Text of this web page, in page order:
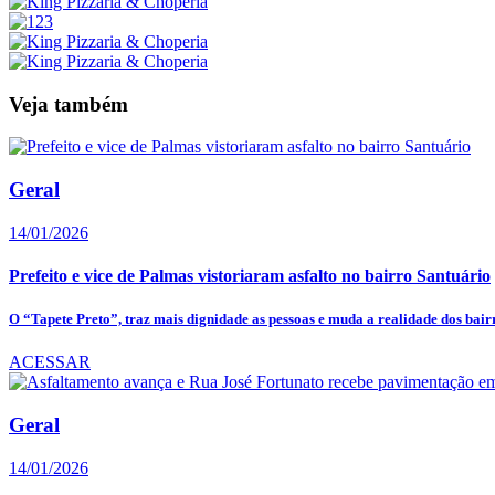
Veja também
Geral
14/01/2026
Prefeito e vice de Palmas vistoriaram asfalto no bairro Santuário
O “Tapete Preto”, traz mais dignidade as pessoas e muda a realidade dos
ACESSAR
Geral
14/01/2026